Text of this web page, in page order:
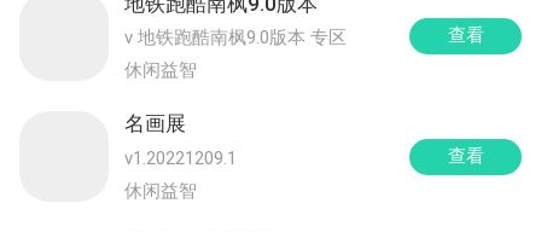
v 地铁跑酷南枫9.0版本 专区
休闲益智
查看
名画展
v1.20221209.1
休闲益智
查看